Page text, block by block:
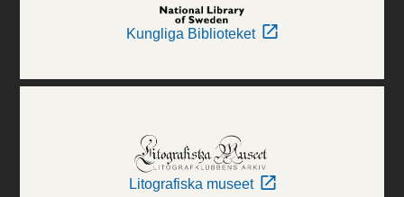
Kungliga Biblioteket
Litografiska museet